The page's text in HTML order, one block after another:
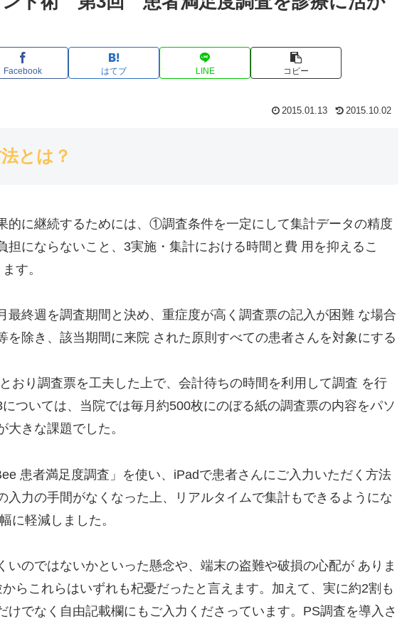
Facebook はてブ LINE コピー
2015.01.13 2015.10.02
とは？
的に継続するためには、①調査条件を一定にして集計データの精度
にならないこと、3実施・集計における時間と費 用を抑えるこ
す。
終週を調査期間と決め、重症度が高く調査票の記入が困難 な場合
を除き、該当期間に来院 された原則すべての患者さんを対象にする
おり調査票を工夫した上で、会計待ちの時間を利用して調査 を行
ついては、当院では毎月約500枚にのぼる紙の調査票の内容をパソ
きな課題でした。
患者満足度調査」を使い、iPadで患者さんにご入力いただく方法
入力の手間がなくなった上、リアルタイムで集計もできるようにな
に軽減しました。
いのではないかといった懸念や、端末の盗難や破損の心配が ありま
らこれらはいずれも杞憂だったと言えます。加えて、実に約2割も
けでなく自由記載欄にもご入力くださっています。PS調査を導入さ